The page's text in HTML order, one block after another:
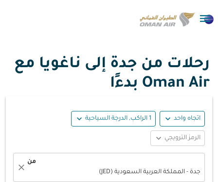

رحلات من جدة إلى ناغويا مع
Oman Air بدءًا
اتجاه واحد expand_more 1 الراكب, الدرجة السياحية expand_more
الرمز الترويجي expand_more
من
جدة - المملكة العربية السعودية (JED)
close